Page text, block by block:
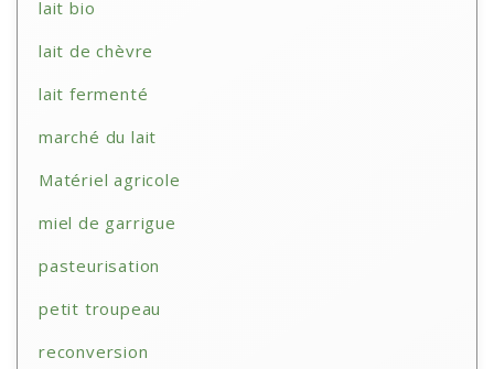
lait bio
lait de chèvre
lait fermenté
marché du lait
Matériel agricole
miel de garrigue
pasteurisation
petit troupeau
reconversion